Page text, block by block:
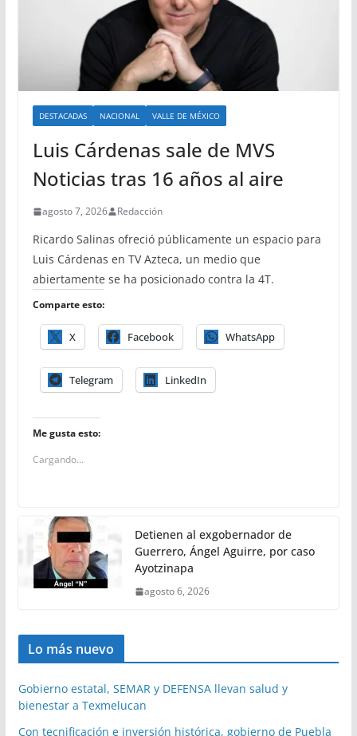
DESTACADAS NACIONAL VALLE DE MÉXICO
Luis Cárdenas sale de MVS
Noticias tras 16 años al aire
agosto 7, 2026 Redacción
Ricardo Salinas ofreció públicamente un espacio para
Luis Cárdenas en TV Azteca, un medio que
abiertamente se ha posicionado contra la 4T.
Comparte esto:
X Facebook WhatsApp
Telegram LinkedIn
Me gusta esto:
Cargando...
Detienen al exgobernador de
Guerrero, Ángel Aguirre, por caso
Ayotzinapa
agosto 6, 2026
Lo más nuevo
Gobierno estatal, SEMAR y DEFENSA llevan salud y
bienestar a Texmelucan
Con tecnificación e inversión histórica, gobierno de Puebla